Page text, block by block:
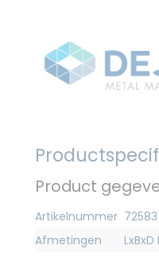
Product
Artikelnummer
Afmetingen